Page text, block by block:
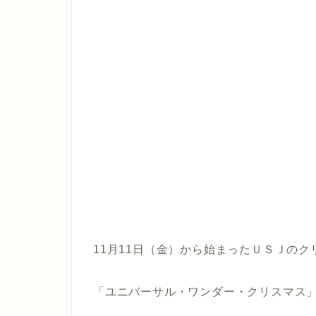
11月11日（金）から始まったＵＳＪのク
「ユニバーサル・ワンダー・クリスマス」